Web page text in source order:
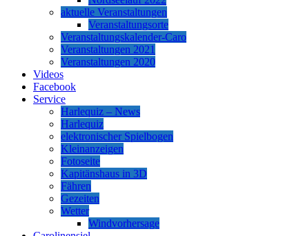
aktuelle Veranstaltungen
Veranstaltungsorte
Veranstaltungskalender-Caro
Veranstaltungen 2021
Veranstaltungen 2020
Videos
Facebook
Service
Harlequiz – News
Harlequiz
elektronischer Spielbogen
Kleinanzeigen
Fotoseite
Kapitänshaus in 3D
Fähren
Gezeiten
Wetter
Windvorhersage